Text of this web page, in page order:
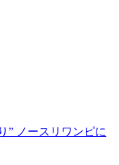
” ノースリワンピに